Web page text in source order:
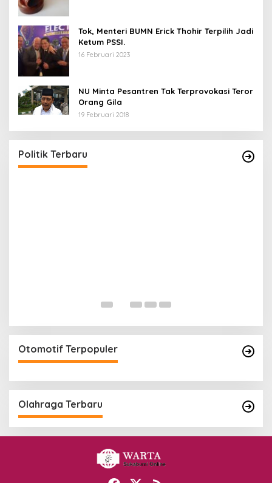
Tok, Menteri BUMN Erick Thohir Terpilih Jadi
Ketum PSSI.
16 Februari 2023
NU Minta Pesantren Tak Terprovokasi Teror
Orang Gila
19 Februari 2018
Politik Terbaru
Mendaftar di PKB
Di Politik | 24 April 2024
Otomotif Terpopuler
Olahraga Terbaru